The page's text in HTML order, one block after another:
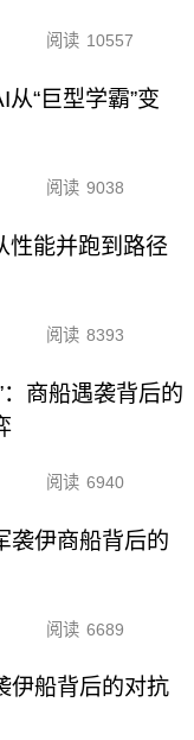
阅读 10557
“巨型学霸”变
阅读 9038
性能并跑到路径
阅读 8393
：商船遇袭背后的
阅读 6940
袭伊商船背后的
阅读 6689
伊船背后的对抗